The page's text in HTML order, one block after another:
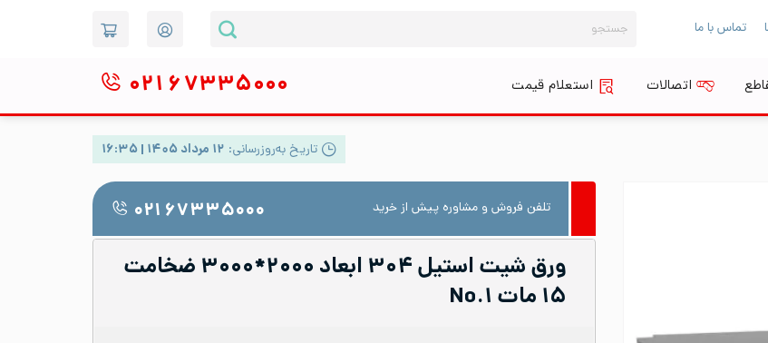
تماس با ما
برای:
اتصالات استعلام قیمت ۰۲۱ ۶۷۳۳۵۰۰۰
تاریخ به‌روزرسانی: ۱۲ مرداد ۱۴۰۵ | ۱۶:۳۵
تلفن فروش و مشاوره پیش از خرید ۰۲۱ ۶۷۳۳۵۰۰۰
ورق شیت استیل ۳۰۴ ابعاد ۲۰۰۰*۳۰۰۰ ضخامت
۱۵ مات No.۱